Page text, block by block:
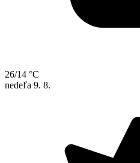
26/14 °C
nedeľa 9. 8.